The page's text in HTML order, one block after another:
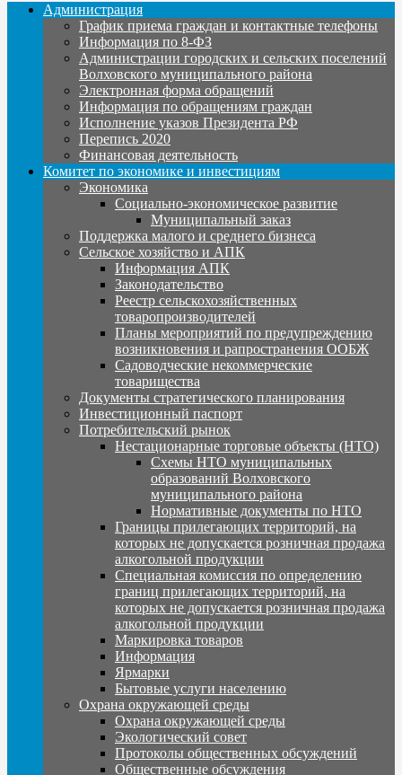
Администрация
График приема граждан и контактные телефоны
Информация по 8-ФЗ
Администрации городских и сельских поселений
Волховского муниципального района
Электронная форма обращений
Информация по обращениям граждан
Исполнение указов Президента РФ
Перепись 2020
Финансовая деятельность
Комитет по экономике и инвестициям
Экономика
Социально-экономическое развитие
Муниципальный заказ
Поддержка малого и среднего бизнеса
Сельское хозяйство и АПК
Информация АПК
Законодательство
Реестр сельскохозяйственных
товаропроизводителей
Планы мероприятий по предупреждению
возникновения и рапространения ООБЖ
Садоводческие некоммерческие
товарищества
Документы стратегического планирования
Инвестиционный паспорт
Потребительский рынок
Нестационарные торговые объекты (НТО)
Схемы НТО муниципальных
образований Волховского
муниципального района
Нормативные документы по НТО
Границы прилегающих территорий, на
которых не допускается розничная продажа
алкогольной продукции
Специальная комиссия по определению
границ прилегающих территорий, на
которых не допускается розничная продажа
алкогольной продукции
Маркировка товаров
Информация
Ярмарки
Бытовые услуги населению
Охрана окружающей среды
Охрана окружающей среды
Экологический совет
Протоколы общественных обсуждений
Общественные обсуждения